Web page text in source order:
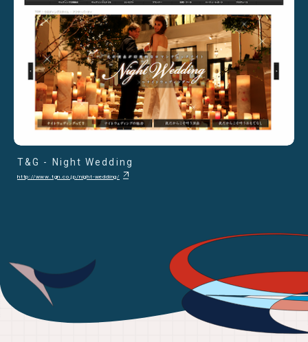
T&G - Night Wedding
http://www.tgn.co.jp/night-wedding/